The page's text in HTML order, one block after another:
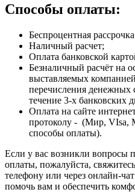
Способы оплаты:
Беспроцентная
Наличный расчет;
Оплата банковской
Безналичный расчёт на
выставляемых
перечисления денежных
течение 3-х банковских
Оплата на сайте
протоколу - (Мир, VIsa,
способы оплаты).
Если у вас возникли вопросы
оплаты, пожалуйста,
телефону или через онлайн-
помочь вам и обеспечить